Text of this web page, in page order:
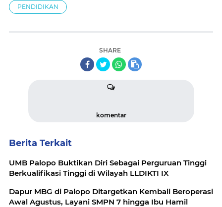
PENDIDIKAN
SHARE
komentar
Berita Terkait
UMB Palopo Buktikan Diri Sebagai Perguruan Tinggi
Berkualifikasi Tinggi di Wilayah LLDIKTI IX
Dapur MBG di Palopo Ditargetkan Kembali Beroperasi
Awal Agustus, Layani SMPN 7 hingga Ibu Hamil